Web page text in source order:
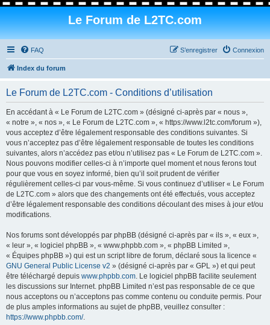
Le Forum de L2TC.com
FAQ Connexion
S’enregistrer
Index du forum
Le Forum de L2TC.com - Conditions d’utilisation
En accédant à « Le Forum de L2TC.com » (désigné ci-après par « nous »,
« notre », « nos », « Le Forum de L2TC.com », « https://www.l2tc.com/forum »),
vous acceptez d’être légalement responsable des conditions suivantes. Si
vous n’acceptez pas d’être légalement responsable de toutes les conditions
suivantes, alors n’accédez pas et/ou n’utilisez pas « Le Forum de L2TC.com ».
Nous pouvons modifier celles-ci à n’importe quel moment et nous ferons tout
pour que vous en soyez informé, bien qu’il soit prudent de vérifier
régulièrement celles-ci par vous-même. Si vous continuez d’utiliser « Le Forum
de L2TC.com » alors que des changements ont été effectués, vous acceptez
d’être légalement responsable des conditions découlant des mises à jour et/ou
modifications.
Nos forums sont développés par phpBB (désigné ci-après par « ils », « eux »,
« leur », « logiciel phpBB », « www.phpbb.com », « phpBB Limited »,
« Équipes phpBB ») qui est un script libre de forum, déclaré sous la licence «
GNU General Public License v2 » (désigné ci-après par « GPL ») et qui peut
être téléchargé depuis www.phpbb.com. Le logiciel phpBB facilite seulement
les discussions sur Internet. phpBB Limited n’est pas responsable de ce que
nous acceptons ou n’acceptons pas comme contenu ou conduite permis. Pour
de plus amples informations au sujet de phpBB, veuillez consulter :
https://www.phpbb.com/.